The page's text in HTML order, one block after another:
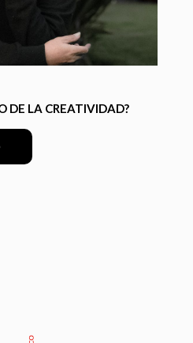
DE LA CREATIVIDAD?